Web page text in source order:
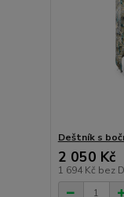
Deštník s
2 050 Kč
1 694 Kč bez